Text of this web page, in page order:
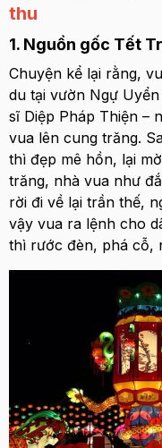
thu
1. Nguồn gốc Tết
Chuyện kể lại rằng,
du tại vườn Ngự
sĩ Diệp Pháp Thiện –
vua lên cung trăng.
thì đẹp mê hồn, lại
trăng, nhà vua như
rời đi về lại trần thế,
vậy vua ra lệnh cho
thì rước đèn, phá cỗ,